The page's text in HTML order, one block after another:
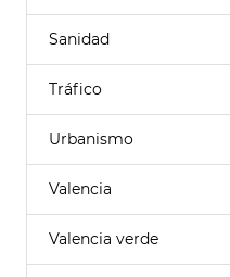
Sanidad
Tráfico
Urbanismo
Valencia
Valencia verde